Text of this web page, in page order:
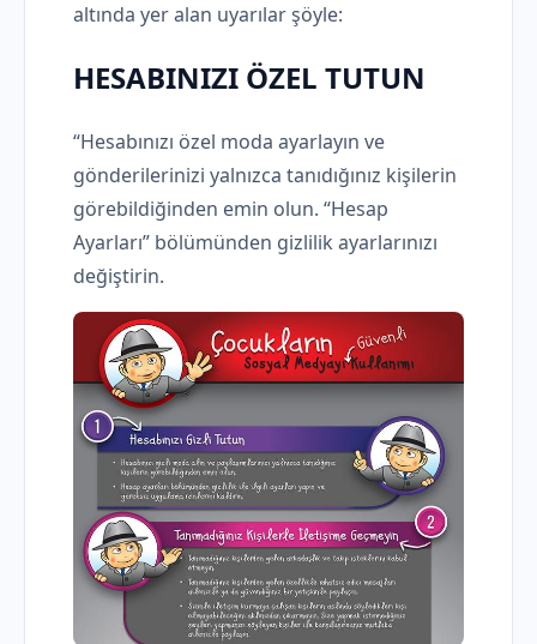
altında yer alan uyarılar şöyle:
HESABINIZI ÖZEL TUTUN
“Hesabınızı özel moda ayarlayın ve
gönderilerinizi yalnızca tanıdığınız kişilerin
görebildiğinden emin olun. “Hesap
Ayarları” bölümünden gizlilik ayarlarınızı
değiştirin.